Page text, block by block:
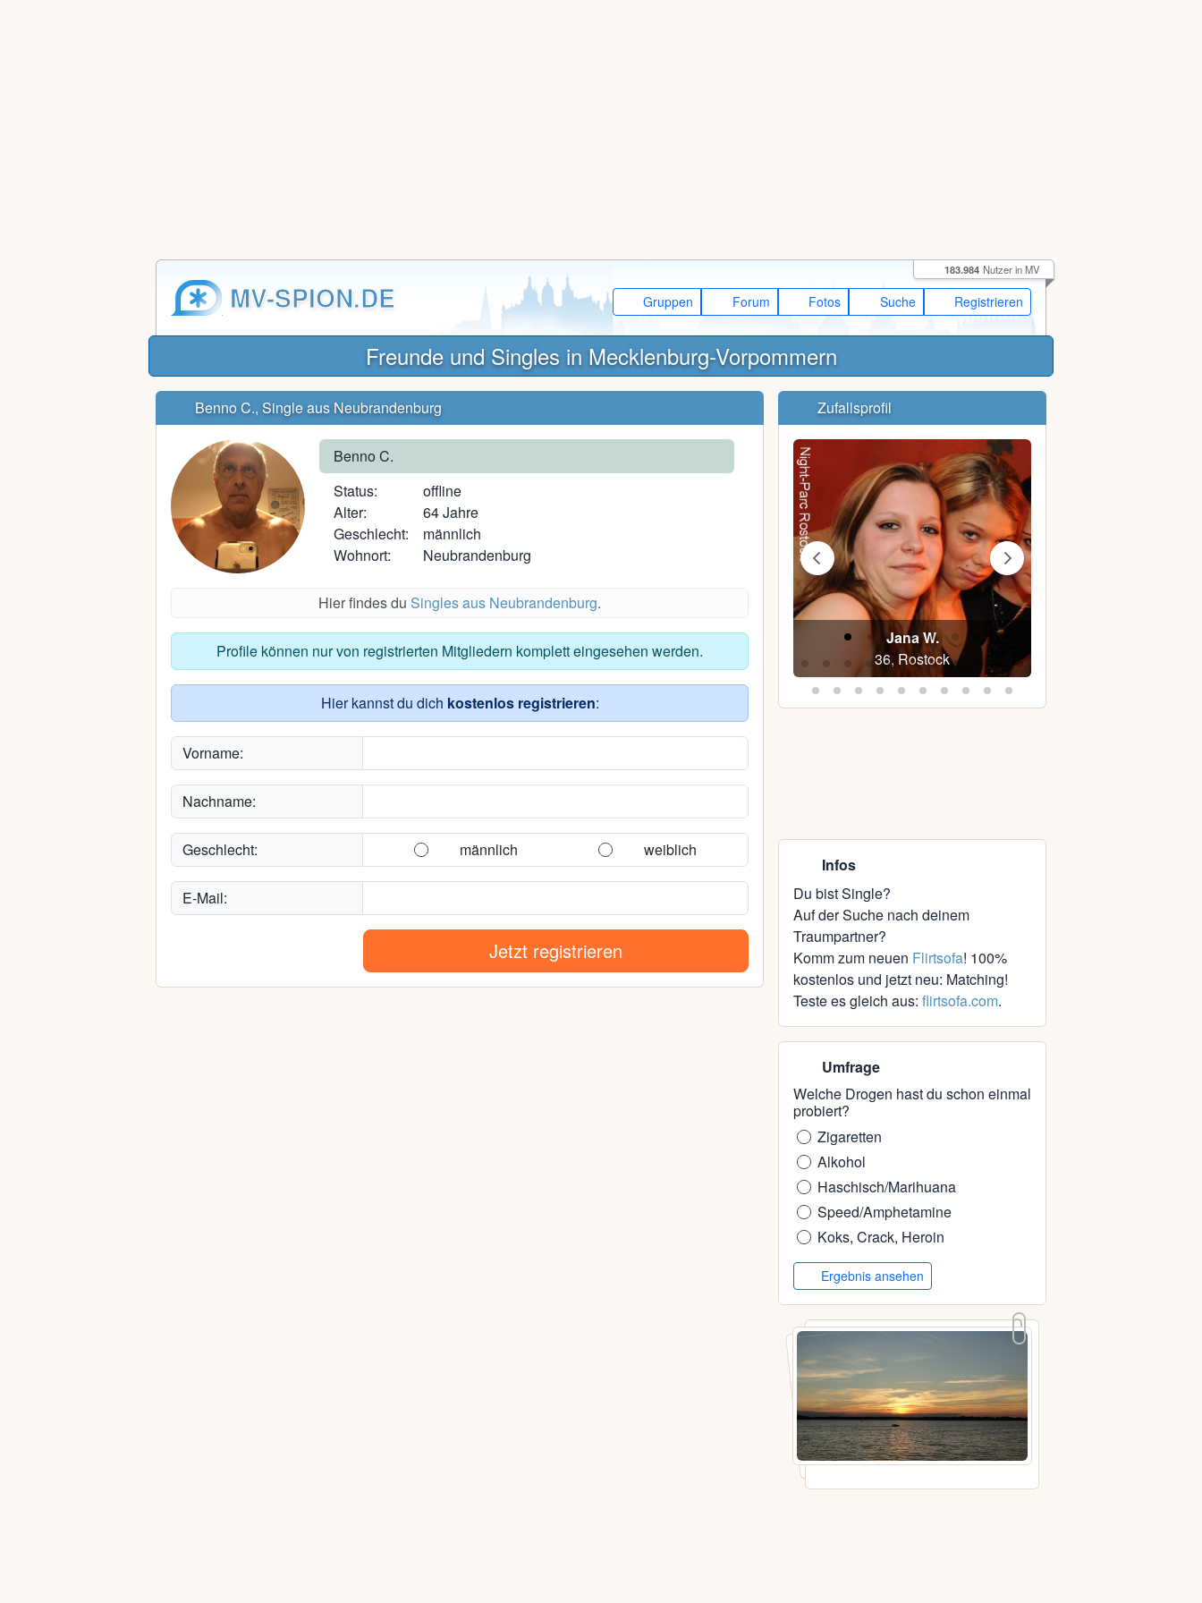
MV-SPION.DE Gruppen Forum Fotos Suche Registrieren
183.984 Nutzer in MV
Freunde und Singles in Mecklenburg-Vorpommern
Benno C., Single aus Neubrandenburg
Benno C.
Status:
offline
Alter:
64 Jahre
Geschlecht:
männlich
Wohnort:
Neubrandenburg
Hier findes du Singles aus Neubrandenburg.
Profile können nur von registrierten Mitgliedern komplett eingesehen werden.
Hier kannst du dich kostenlos registrieren:
Vorname:
Nachname:
Geschlecht: männlich weiblich
E-Mail:
Jetzt registrieren
Zufallsprofil
Jana W.
36, Rostock
Steffi M.
48, Rövershagen
Infos
Du bist Single?
Auf der Suche nach deinem
Traumpartner?
Komm zum neuen Flirtsofa! 100%
kostenlos und jetzt neu: Matching!
Teste es gleich aus: flirtsofa.com.
Umfrage
Welche Drogen hast du schon einmal
probiert?
Zigaretten
Alkohol
Haschisch/Marihuana
Speed/Amphetamine
Koks, Crack, Heroin
Ergebnis ansehen